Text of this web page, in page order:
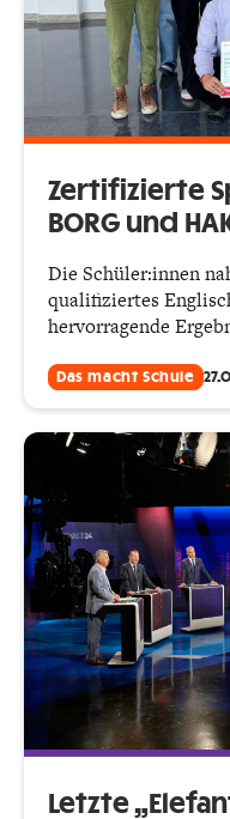
Zertifizierte
BORG und
Die Schüler:innen
qualifiziertes
hervorragende
Das macht Schule
Letzte